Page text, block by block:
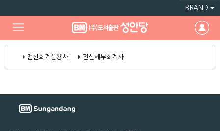
BRAND
전산회계운용사 전산세무회계사